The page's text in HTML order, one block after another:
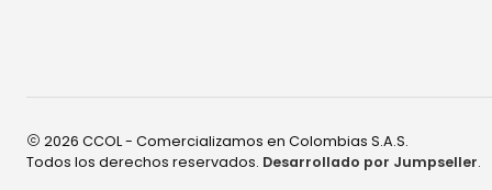
2026 CCOL - Comercializamos en Colombias S.A.S.
Todos los derechos reservados. Desarrollado por Jumpseller.